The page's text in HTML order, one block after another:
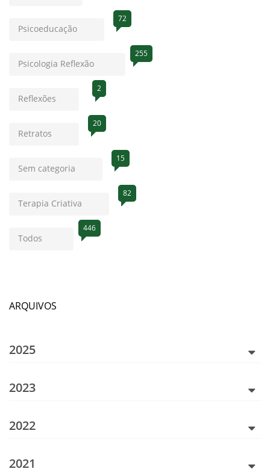
Psicoeducação
72
Psicologia Reflexão
255
Reflexões
2
Retratos
20
Sem categoria
15
Terapia Criativa
82
Todos
446
ARQUIVOS
2025
2023
2022
2021